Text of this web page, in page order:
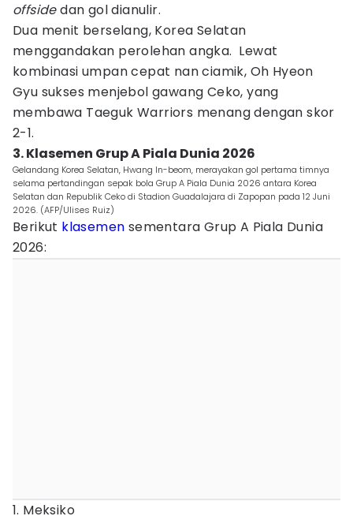
offsidedan gol dianulir.
Dua menit berselang, Korea Selatan
menggandakan perolehan angka. Lewat
kombinasi umpan cepat nan ciamik, Oh Hyeon
Gyu sukses menjebol gawang Ceko, yang
membawa Taeguk Warriors menang dengan skor
2-1.
3. Klasemen Grup A Piala Dunia 2026
Gelandang Korea Selatan, Hwang In-beom, merayakan gol pertama timnya
selama pertandingan sepak bola Grup A Piala Dunia 2026 antara Korea
Selatan dan Republik Ceko di Stadion Guadalajara di Zapopan pada 12 Juni
2026. (AFP/Ulises Ruiz)
Berikut klasemen sementara Grup A Piala Dunia
2026:
1. Meksiko